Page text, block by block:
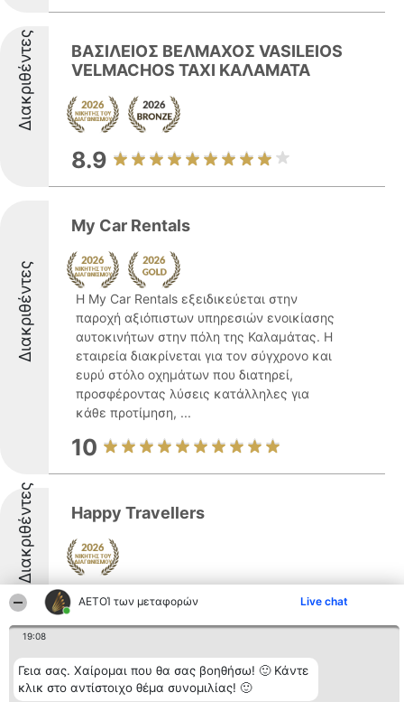
ΑΕΤΟΊ των μεταφορών Live chat
19:08
Γεια σας. Χαίρομαι που θα σας βοηθήσω! 🙂 Κάντε
κλικ στο αντίστοιχο θέμα συνομιλίας! 🙂
Διακριθέντες
ΒΑΣΙΛΕΙΟΣ ΒΕΛΜΑΧΟΣ VASILEIOS
VELMACHOS ΤΑXI ΚΑΛΑΜΑΤΑ
8.9
Διακριθέντες
My Car Rentals
Η My Car Rentals εξειδικεύεται στην
παροχή αξιόπιστων υπηρεσιών ενοικίασης
αυτοκινήτων στην πόλη της Καλαμάτας. Η
εταιρεία διακρίνεται για τον σύγχρονο και
ευρύ στόλο οχημάτων που διατηρεί,
προσφέροντας λύσεις κατάλληλες για
κάθε προτίμηση, ...
10
Διακριθέντες Happy Travellers
8.6
Νewfrontier - Rent a Car - Kalamata -
Ενοικιάσεις αυτοκινήτων,